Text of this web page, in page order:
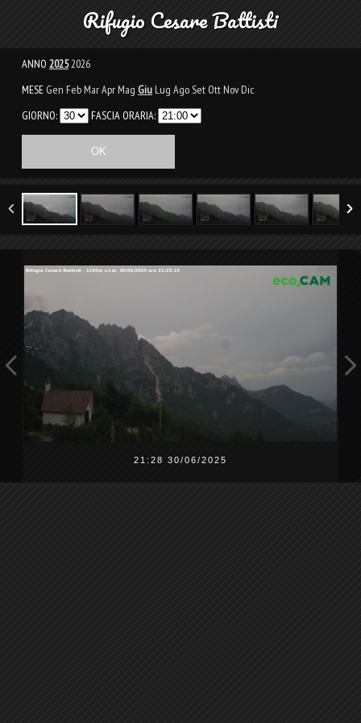
Rifugio Cesare Battisti
ANNO 20252026
MESE Gen Feb MarApr Mag Giu Lug AgoSet Ott Nov Dic
GIORNO:
FASCIA ORARIA:
21:28 30/06/2025